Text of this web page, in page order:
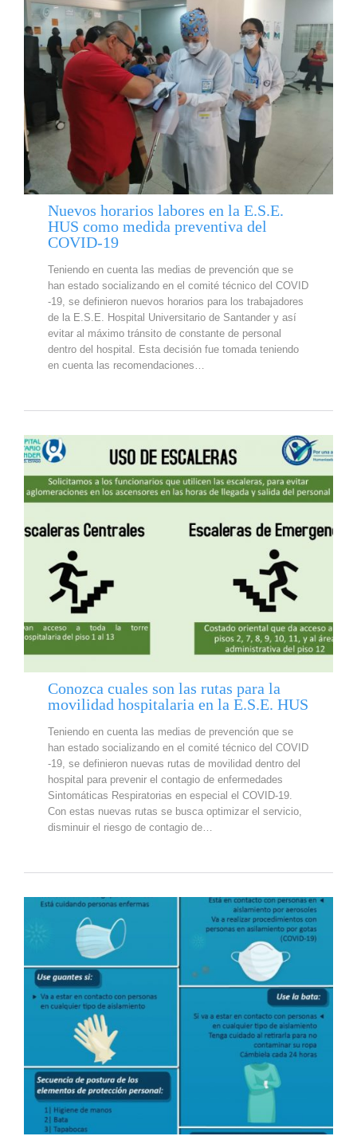
Nuevos horarios labores en la E.S.E.
HUS como medida preventiva del
COVID-19
Teniendo en cuenta las medias de prevención que se
han estado socializando en el comité técnico del COVID
-19, se definieron nuevos horarios para los trabajadores
de la E.S.E. Hospital Universitario de Santander y así
evitar al máximo tránsito de constante de personal
dentro del hospital. Esta decisión fue tomada teniendo
en cuenta las recomendaciones…
Conozca cuales son las rutas para la
movilidad hospitalaria en la E.S.E. HUS
Teniendo en cuenta las medias de prevención que se
han estado socializando en el comité técnico del COVID
-19, se definieron nuevas rutas de movilidad dentro del
hospital para prevenir el contagio de enfermedades
Sintomáticas Respiratorias en especial el COVID-19.
Con estas nuevas rutas se busca optimizar el servicio,
disminuir el riesgo de contagio de…